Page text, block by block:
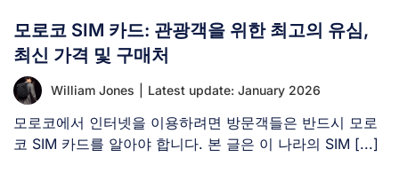
모로코 SIM 카드: 관광객을 위한 최고의 유심,
최신 가격 및 구매처
William Jones Latest update: January 2026
모로코에서 인터넷을 이용하려면 방문객들은 반드시 모로
코 SIM 카드를 알아야 합니다. 본 글은 이 나라의 SIM [...]